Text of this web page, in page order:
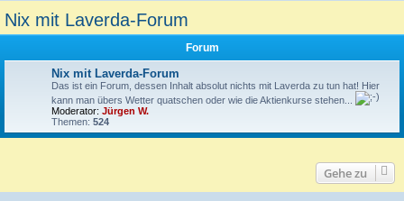
Nix mit Laverda-Forum
Forum
Nix mit Laverda-Forum
Das ist ein Forum, dessen Inhalt absolut nichts mit Laverda zu tun hat! Hier
kann man übers Wetter quatschen oder wie die Aktienkurse stehen...
Moderator: Jürgen W.
Themen: 524
Gehe zu